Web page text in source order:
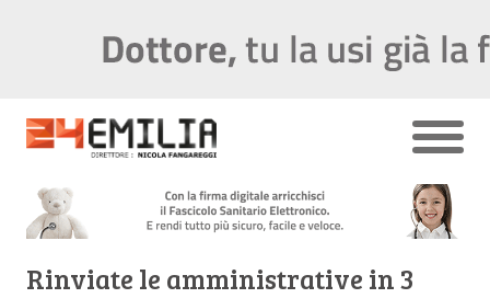
Rinviate le amministrative in 3